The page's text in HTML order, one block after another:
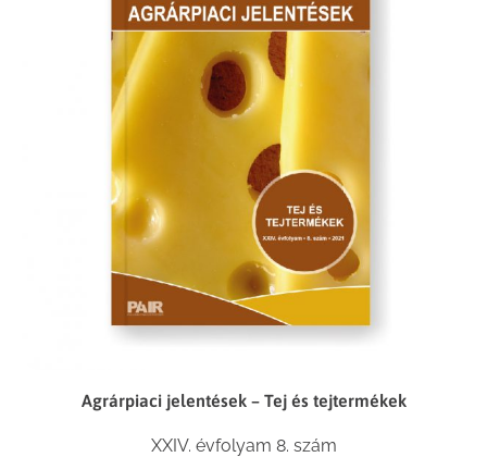
Agrárpiaci jelentések – Tej és tejtermékek
XXIV. évfolyam 8. szám